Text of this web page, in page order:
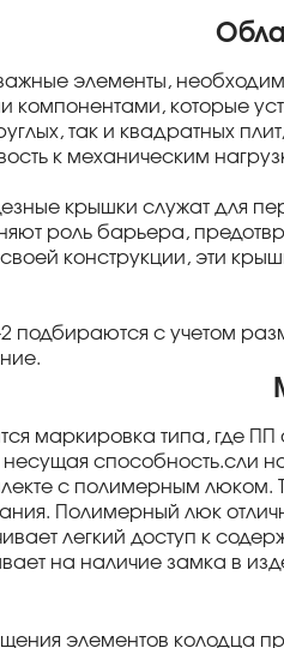
элементы,
компонентами, которые
так и квадратных
к механическим
крышки служат для
роль барьера,
конструкции, эти
подбираются с учетом
маркировка типа, где
способность.сли
с полимерным
Полимерный люк
легкий доступ к
на наличие замка в
элементов колодца